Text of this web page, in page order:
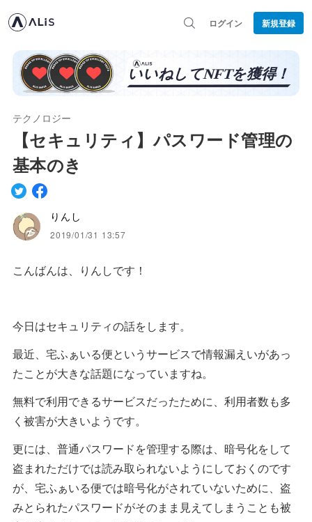
ログイン 新規登録
テクノロジー
【セキュリティ】パスワード管理の
基本のき
りんし
2019/01/31 13:57
こんばんは、りんしです！
今日はセキュリティの話をします。
最近、宅ふぁいる便というサービスで情報漏えいがあっ
たことが大きな話題になっていますね。
無料で利用できるサービスだったために、利用者数も多
く被害が大きいようです。
更には、普通パスワードを管理する際は、暗号化をして
盗まれただけでは読み取られないようにしておくのです
が、宅ふぁいる便では暗号化がされていないために、盗
みとられたパスワードがそのまま見えてしまうことも被